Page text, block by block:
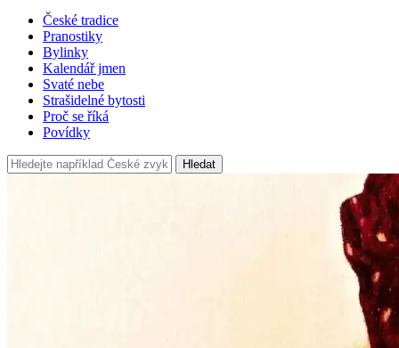
České tradice
Pranostiky
Bylinky
Kalendář jmen
Svaté nebe
Strašidelné bytosti
Proč se říká
Povídky
Hledat